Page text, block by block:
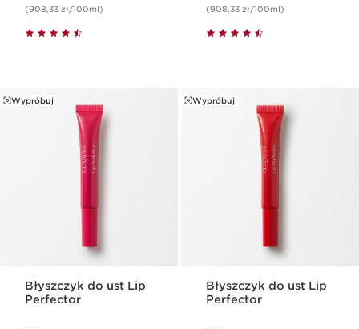
(908,33 zł/100ml) (908,33 zł/100ml)
Wypróbuj
Błyszczyk do ust Lip
Perfector
Wypróbuj
Błyszczyk do ust Lip
Perfector